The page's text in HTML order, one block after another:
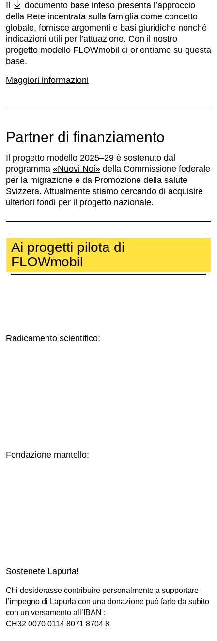
Il
documento base inteso presenta l’approccio
della Rete incentrata sulla famiglia come concetto
globale, fornisce argomenti e basi giuridiche nonché
indicazioni utili per l’attuazione. Con il nostro
progetto modello FLOWmobil ci orientiamo su questa
base.
Maggiori informazioni
Partner di finanziamento
Il progetto modello 2025–29 è sostenuto dal
programma «Nuovi Noi» della Commissione federale
per la migrazione e da Promozione della salute
Svizzera. Attualmente stiamo cercando di acquisire
ulteriori fondi per il progetto nazionale.
Ai progetti pilota di
FLOWmobil
Radicamento scientifico:
Fondazione mantello:
Sostenete Lapurla!
Chi desiderasse contribuire personalmente a supportare
l’impegno di Lapurla con una donazione può farlo da subito
con un versamento all’IBAN :
CH32 0070 0114 8071 8704 8